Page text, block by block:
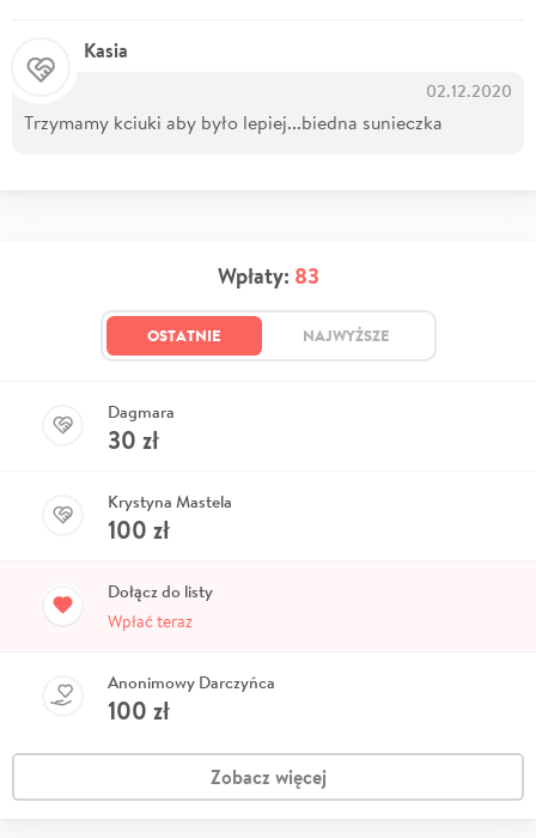
Kasia
02.12.2020
Trzymamy kciuki aby było lepiej...biedna sunieczka
Wpłaty: 83
OSTATNIE NAJWYŻSZE
Dagmara
30 zł
Krystyna Mastela
100 zł
Dołącz do listy
Wpłać teraz
Anonimowy Darczyńca
100 zł
Zobacz więcej